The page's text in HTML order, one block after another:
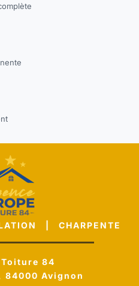
| CHARPENTE
84
84000 Avignon